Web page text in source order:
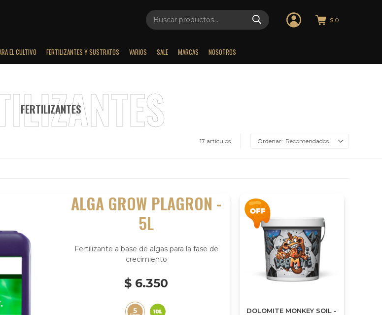
EL CULTIVO FERTILIZANTES Y SUSTRATOS VARIOS SALE MARCAS NOSOTROS
$ 0
FERTILIZANTES
17 artículos Recomendados
ALGA GROW PLAGRON -
5L
Fertilizante a base de algas para la fase de
crecimiento
$ 6.350
DOLOMITE MONKEY SOIL -